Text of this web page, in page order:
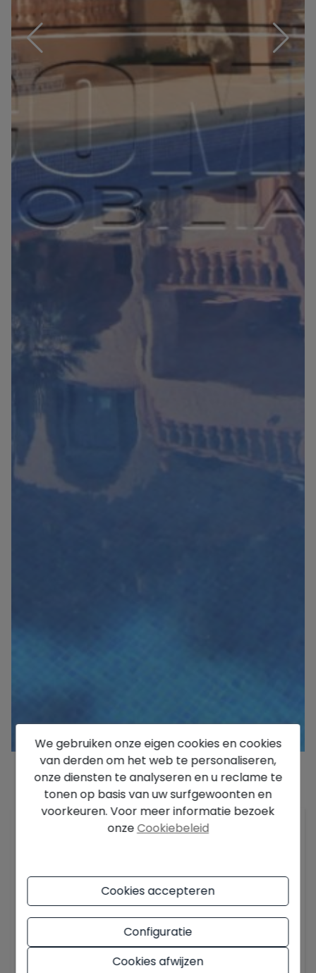
Beschrijving
Grote villa van 1437m2 perceel met privé
Zee. De woning is verdeeld in 3 verdiepingen:
Bovenverdieping: 2 slaapkamers, badkamer,
groot balkon met uitzicht op de Peñón de Ifach
en de zee.
Middelste verdieping: 2 zeer ruime slaapkamers,
Toon meer
We gebruiken onze eigen cookies en cookies
van derden om het web te personaliseren,
onze diensten te analyseren en u reclame te
tonen op basis van uw surfgewoonten en
voorkeuren. Voor meer informatie bezoek
onzeCookiebeleid
Cookies accepteren
Configuratie
Cookies afwijzen